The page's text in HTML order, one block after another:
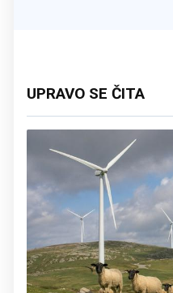
UPRAVO SE ČITA